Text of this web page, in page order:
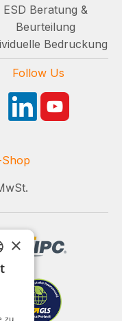
ESD Beratung &
Beurteilung
Bedruckung
Follow Us
×
zu